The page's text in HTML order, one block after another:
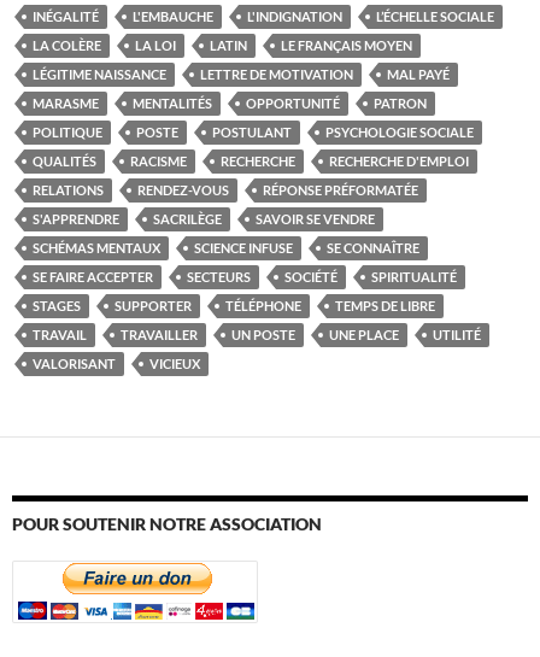
INÉGALITÉ L'EMBAUCHE L'INDIGNATION
L’ÉCHELLE SOCIALE
LA COLÈRE
LA LOI LATIN
LE FRANÇAIS MOYEN
LÉGITIME NAISSANCE
LETTRE DE MOTIVATION
MAL PAYÉ
MARASME
MENTALITÉS OPPORTUNITÉ
PATRON
POLITIQUE
POSTE POSTULANT
PSYCHOLOGIE SOCIALE
QUALITÉS
RACISME RECHERCHE
RECHERCHE D'EMPLOI
RELATIONS
RENDEZ-VOUS
RÉPONSE PRÉFORMATÉE
S'APPRENDRE
SACRILÈGE
SAVOIR SE VENDRE
SCHÉMAS MENTAUX
SCIENCE INFUSE
SE CONNAÎTRE
SE FAIRE ACCEPTER
SECTEURS SOCIÉTÉ
SPIRITUALITÉ
STAGES
SUPPORTER TÉLÉPHONE
TEMPS DE LIBRE
TRAVAIL
TRAVAILLER UN POSTE UNE PLACE
UTILITÉ
VALORISANT
VICIEUX
POUR SOUTENIR NOTRE ASSOCIATION